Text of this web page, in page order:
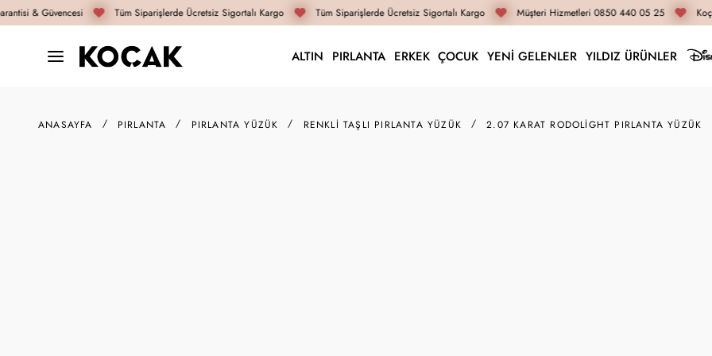
& Güvencesi Tüm Siparişlerde Ücretsiz Sigortalı Kargo Tüm Siparişlerde Ücretsiz Sigortalı Kargo Müşteri Hizmetleri 0850 440 05 25
ALTIN PIRLANTA ERKEK ÇOCUK YENİ GELENLER YILDIZ ÜRÜNLER
ANASAYFA PIRLANTA PIRLANTA YÜZÜK RENKLI TAŞLI PIRLANTA YÜZÜK 2.07 KARAT RODOLIGHT PIRLANTA YÜZÜK